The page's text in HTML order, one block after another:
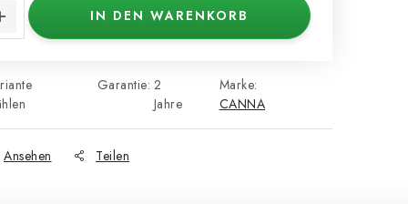
IN DEN WARENKORB
Marke:
CANNA
Garantie: 2
Jahre
Ansehen Teilen